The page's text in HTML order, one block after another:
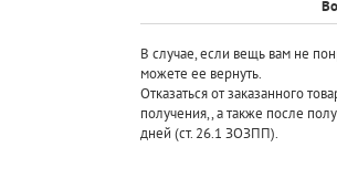
В случае, если вещь вам не
можете ее вернуть.
Отказаться от заказанного
получения,, а также после
дней (ст. 26.1 ЗОЗПП).